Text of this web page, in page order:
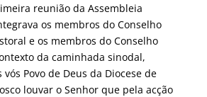
reunião da Assembleia
os membros do Conselho
e os membros do Conselho
da caminhada sinodal,
Povo de Deus da Diocese de
louvar o Senhor que pela acção